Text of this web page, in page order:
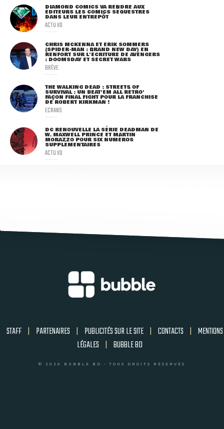
DIAMOND COMICS VA RENDRE AUX
ÉDITEURS LES COMICS SÉQUESTRÉS
DANS LEUR ENTREPÔT
ACTU VO
CHRIS MCKENNA ET ERIK SOMMERS
(SPIDER-MAN : BRAND NEW DAY) EN
RENFORT SUR L'ÉCRITURE DE AVENGERS
: DOOMSDAY ET SECRET WARS
BRÈVE
THE WALKING DEAD : STREETS OF
SURVIVAL : UN BEAT'EM ALL RÉTRO'
FAÇON FINAL FIGHT POUR LA FRANCHISE
DE ROBERT KIRKMAN !
ECRANS
DC RENOUVELLE LA SÉRIE DEADMAN DE
W. MAXWELL PRINCE ET MARTIN
MORAZZO POUR SIX NUMÉROS
SUPPLÉMENTAIRES
ACTU VO
STAFF | PARTENAIRES | PUBLICITÉS SUR LE SITE | CONTACTS | MENTIONS
LÉGALES | BUBBLE BD
© 2026 BUBBLE BD - TOUS DROITS RÉSERVÉS